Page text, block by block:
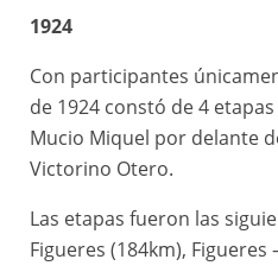
etapa
4a
etapa
Figueres –
Barcelona
1924
Con participantes
de 1924 constó de 4
Mucio Miquel por delante
Victorino Otero.
Las etapas fueron las
Figueres (184km), Figueres